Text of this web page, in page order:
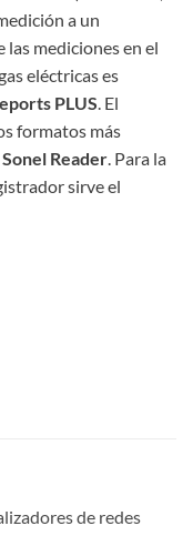
a un
mediciones en el
eléctricas es
PLUS. El
formatos más
Sonel Reader. Para la
sirve el